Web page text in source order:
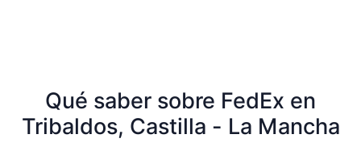
Qué saber sobre FedEx en
Tribaldos, Castilla - La Mancha